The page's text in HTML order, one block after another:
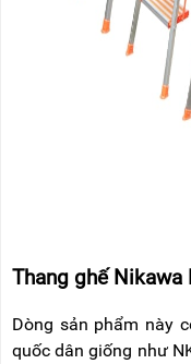
Thang ghế Nikawa
Dòng sản phẩm này
quốc dân giống như